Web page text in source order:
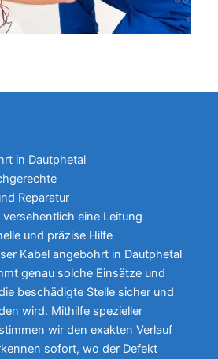
in Dautphetal
Reparatur
eine Leitung
und präzise Hilfe
Kabel angebohrt in Dautphetal
genau solche Einsätze und
beschädigte Stelle sicher und
wird. Mithilfe spezieller
wir den exakten Verlauf
sofort, wo der Defekt